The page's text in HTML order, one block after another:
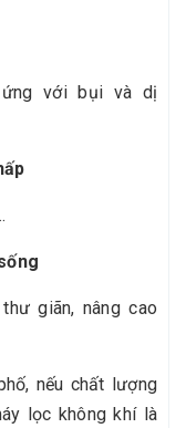
ứng với bụi và dị
giãn, nâng cao
nếu chất lượng
lọc không khí là